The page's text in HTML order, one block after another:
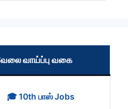
வாய்ப்பு வகை
🎓 10th பாஸ் Jobs